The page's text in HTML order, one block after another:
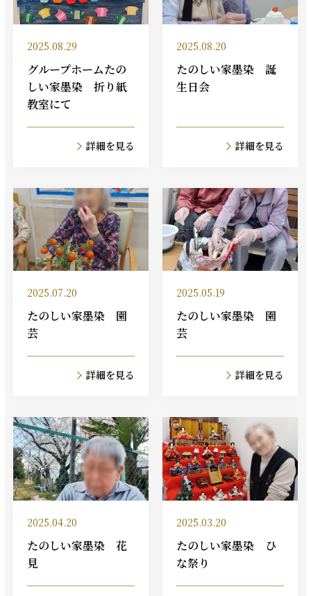
2025.08.29
グループホームたの
しい家墨染 折り紙
教室にて
詳細を見る
2025.08.20
たのしい家墨染 誕
生日会
詳細を見る
2025.07.20
たのしい家墨染 園
芸
詳細を見る
2025.05.19
たのしい家墨染 園
芸
詳細を見る
2025.04.20
たのしい家墨染 花
見
2025.03.20
たのしい家墨染 ひ
な祭り